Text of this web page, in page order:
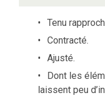
Tenu
Contracté.
Ajusté.
Dont les
laissent peu